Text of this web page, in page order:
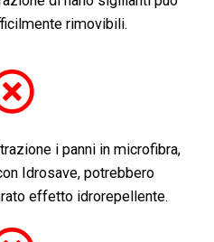
rimovibili.
i panni in microfibra,
Idrosave, potrebbero
effetto idrorepellente.